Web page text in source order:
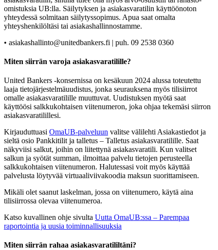
omistuksia UB:lla. Säilytyksen ja asiakasvaratilin käyttöönoton
yhteydessä solmitaan säilytyssopimus. Apua saat omalta
yhteyshenkilöltäsi tai asiakashallinnostamme.
• asiakashallinto@unitedbankers.fi | puh. 09 2538 0360
Miten siirrän varoja asiakasvaratilille?
United Bankers -konsernissa on kesäkuun 2024 alussa toteutettu
laaja tietojärjestelmäuudistus, jonka seurauksena myös tilisiirrot
omalle asiakasvaratilille muuttuvat. Uudistuksen myötä saat
käyttöösi salkkukohtaisen viitenumeron, joka ohjaa tekemäsi siirron
asiakasvaratilillesi.
Kirjauduttuasi OmaUB-palveluun valitse välilehti Asiakastiedot ja
sieltä osio Pankkitilit ja talletus – Talletus asiakasvaratilille. Saat
näkyviisi salkut, joihin on liitettynä asiakasvaratili. Kun valitset
salkun ja syötät summan, ilmoittaa palvelu tietojen perusteella
salkkukohtaisen viitenumeron. Halutessasi voit myös käyttää
palvelusta löytyvää virtuaaliviivakoodia maksun suorittamiseen.
Mikäli olet saanut laskelman, jossa on viitenumero, käytä aina
tilisiirrossa olevaa viitenumeroa.
Katso kuvallinen ohje sivulta Uutta OmaUB:ssa – Parempaa
raportointia ja uusia toiminnallisuuksia
Miten siirrän rahaa asiakasvaratililtäni?